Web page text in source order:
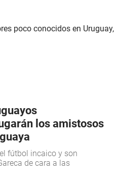
los amistosos
fútbol incaico y son
de cara a las